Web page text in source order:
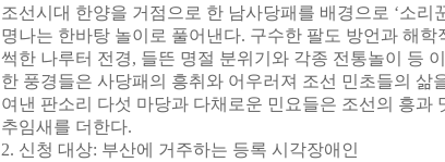
조선시대 한양을 거점으로 한 남사당패를 배경으로 ‘소리
명나는 한바탕 놀이로 풀어낸다. 구수한 팔도 방언과 해학
썩한 나루터 전경, 들뜬 명절 분위기와 각종 전통놀이 등
한 풍경들은 사당패의 흥취와 어우러져 조선 민초들의 삶
여낸 판소리 다섯 마당과 다채로운 민요들은 조선의 흥과
추임새를 더한다.
2. 신청 대상: 부산에 거주하는 등록 시각장애인